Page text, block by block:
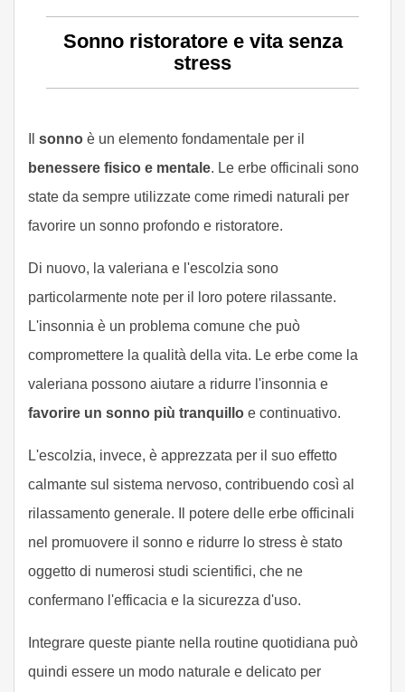
Sonno ristoratore e vita senza
stress
sonno è un elemento fondamentale per il
benessere fisico e mentale. Le erbe officinali sono
state da sempre utilizzate come rimedi naturali per
favorire un sonno profondo e ristoratore.
Di nuovo, la valeriana e l'escolzia sono
particolarmente note per il loro potere rilassante.
L'insonnia è un problema comune che può
compromettere la qualità della vita. Le erbe come la
valeriana possono aiutare a ridurre l'insonnia e
favorire un sonno più tranquillo e continuativo.
L'escolzia, invece, è apprezzata per il suo effetto
calmante sul sistema nervoso, contribuendo così al
rilassamento generale. Il potere delle erbe officinali
nel promuovere il sonno e ridurre lo stress è stato
oggetto di numerosi studi scientifici, che ne
confermano l'efficacia e la sicurezza d'uso.
Integrare queste piante nella routine quotidiana può
quindi essere un modo naturale e delicato per